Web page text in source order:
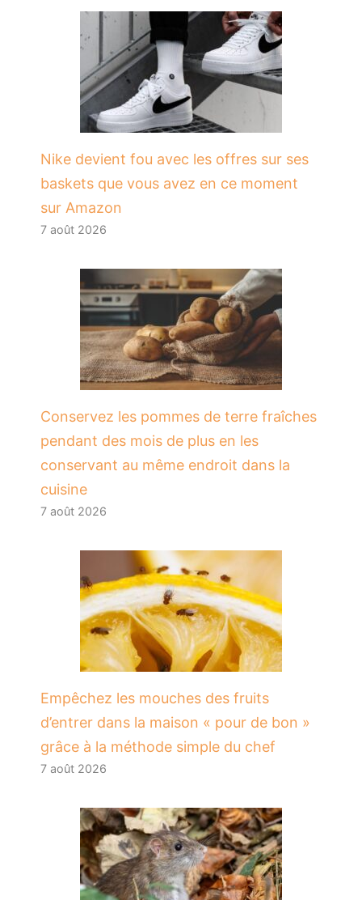
Nike devient fou avec les offres sur ses
baskets que vous avez en ce moment
sur Amazon
7 août 2026
Conservez les pommes de terre fraîches
pendant des mois de plus en les
conservant au même endroit dans la
cuisine
7 août 2026
​Empêchez les mouches des fruits
d’entrer dans la maison « pour de bon »
grâce à la méthode simple du chef
7 août 2026